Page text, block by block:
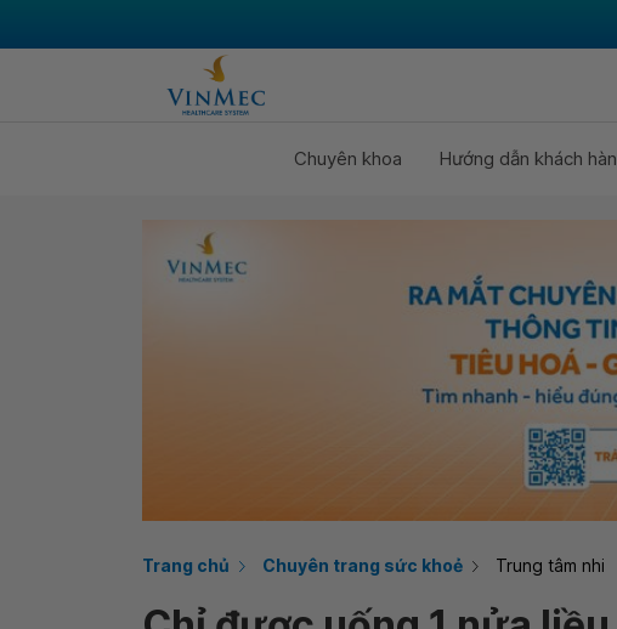
Chuyên khoa Hướng dẫn khách
Trang chủ Chuyên trang sức khoẻ Trung tâm nhi